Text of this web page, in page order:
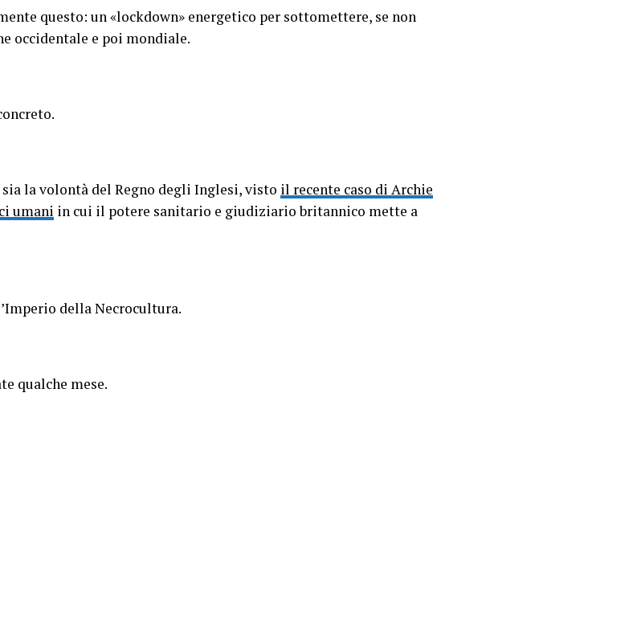
questo: un «lockdown» energetico per sottomettere, se non
occidentale e poi mondiale.
la volontà del Regno degli Inglesi, visto il recente caso di Archie
umani in cui il potere sanitario e giudiziario britannico mette a
della Necrocultura.
qualche mese.